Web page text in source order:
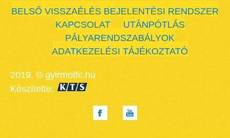
BELSŐ VISSZAÉLÉS BEJELENTÉSI RENDSZER
KAPCSOLAT
UTÁNPÓTLÁS
PÁLYARENDSZABÁLYOK
ADATKEZELÉSI TÁJÉKOZTATÓ
2019. © gyirmotfc.hu
Készítette: